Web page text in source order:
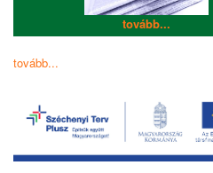
tovább...
tovább...